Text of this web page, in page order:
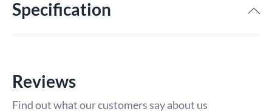
Specification
Reviews
Find out what our customers say about us